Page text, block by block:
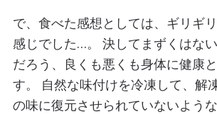
で、食べた感想としては、ギリギ
感じでした…。 決してまずくはな
だろう、良くも悪くも身体に健康
す。 自然な味付けを冷凍して、解
の味に復元させられていないような